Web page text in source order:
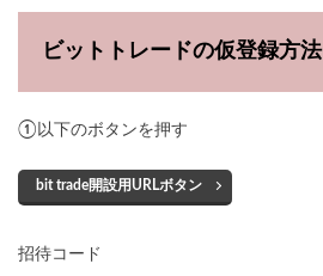
ビットトレードの仮登録方法
①以下のボタンを押す
bit trade開設用URLボタン
招待コード